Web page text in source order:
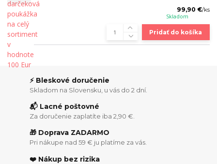
99,90 €/ks
Skladom
Pridať do košíka
⚡ Bleskové doručenie
Skladom na Slovensku, u vás do 2 dní.
📬 Lacné poštovné
Za doručenie zaplatíte iba 2,90 €.
🎁 Doprava ZADARMO
Pri nákupe nad 59 € ju platíme za vás.
❤️ Nákup bez rizika